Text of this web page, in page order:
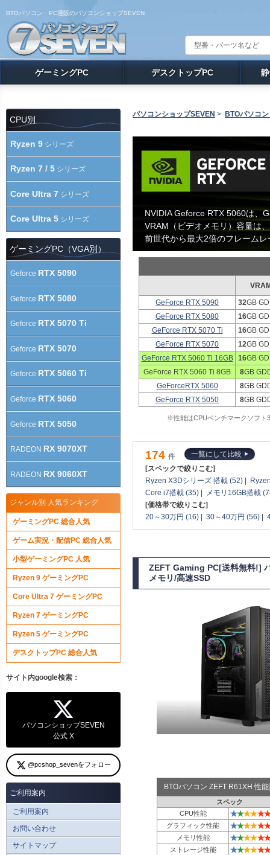
BTOパソコン・PC通販のパソコンショップSEVEN
ゲーミングPC デスクトップPC
パソコンショップSEVEN > BTOパソコ
NVIDIA Geforce RTX 5060は、
VRAM（ビデオメモリ）容量は
前世代から最大2倍のフレーム
GeForce RTX 5090
32GB
GeForce RTX 5080
16GB
GeForce RTX 5070 Ti
16GB
GeForce RTX 5070
12GB
GeForce RTX 5060 Ti 16GB
16GB
GeForce RTX 5060 Ti 8GB
8GB
GeForceRTX 5060
8GB
GeForce RTX 5050
8GB
※性能はCPUベンチマークソフト
174 件
一覧にして比較
[スペックで絞りこむ]
Ryzen X3Dシリーズ 搭載 (52) |
Core i7搭載 (35) |
メモリ16GB搭載
[価格帯で絞りこむ]
20～30万円 (16) | 30～40万円 (56) |
ZEFT Gaming PC[送料無料!]
メモリ/高速SSD
BTOパソコン ZEFT R61XH 性
スペック
CPU性能
★★★★★★
グラフィック性能 ★★★★★★
メモリ性能 ★★★★★★
ストレージ性能 ★★★★★★
CPU別
Ryzen 9 シリーズ
Ryzen 7 / 5 シリーズ
Core Ultra 7 シリーズ
Core Ultra 5 シリーズ
ゲーミングPC（VGA別）
Geforce RTX 5090
Geforce RTX 5080
Geforce RTX 5070 Ti
Geforce RTX 5070
Geforce RTX 5060 Ti
Geforce RTX 5060
Geforce RTX 5050
RADEON RX 9070XT
RADEON RX 9060XT
ジャンル別 人気ランキング
ゲーミングPC 総合人気
ゲーム実況・配信PC 総合人気
小型ゲーミングPC 人気
Ryzen 9 ゲーミングPC
Core Ultra 7 ゲーミングPC
Ryzen 7 ゲーミングPC
Ryzen 5 ゲーミングPC
デスクトップPC 総合人気
サイト内google検索：
パソコンショップSEVEN
公式 X
@pcshop_sevenをフォロー
ご利用案内
ご利用案内
お問い合わせ
サイトマップ